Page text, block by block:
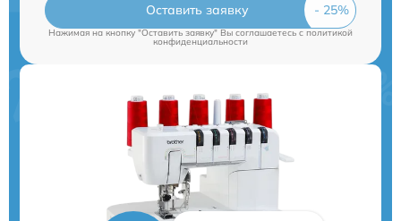
Оставить заявку
Нажимая на кнопку "Оставить заявку" Вы соглашаетесь cполитикой
конфиденциальности